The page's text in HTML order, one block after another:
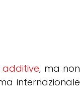
additive, ma non
internazionale